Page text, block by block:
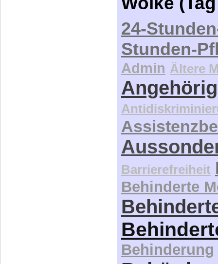
24-
Stunden-
Admin Ältere
Barrierefreiheit
Behinderte
Behinderung